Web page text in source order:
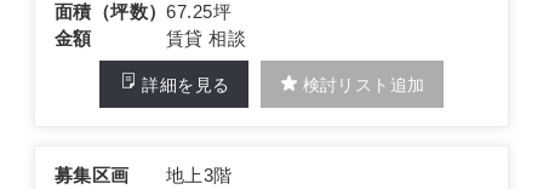
面積（坪数）67.25坪
金額
賃貸 相談
詳細を見る 検討リスト追加
募集区画
地上3階